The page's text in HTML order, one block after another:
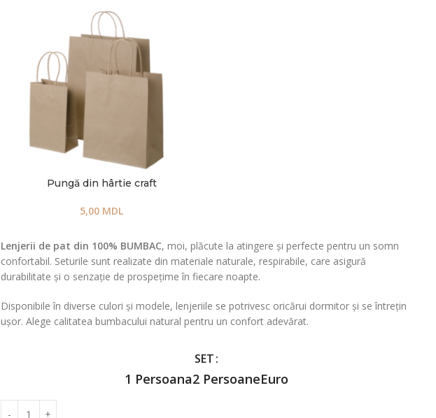
Pungă din hârtie craft
5,00 MDL
Lenjerii de pat din 100% BUMBAC, moi, plăcute la atingere și perfecte pentru un somn
confortabil. Seturile sunt realizate din materiale naturale, respirabile, care asigură
durabilitate și o senzație de prospețime în fiecare noapte.
Disponibile în diverse culori și modele, lenjeriile se potrivesc oricărui dormitor și se întrețin
ușor. Alege calitatea bumbacului natural pentru un confort adevărat.
SET
1 Persoana2 PersoaneEuro